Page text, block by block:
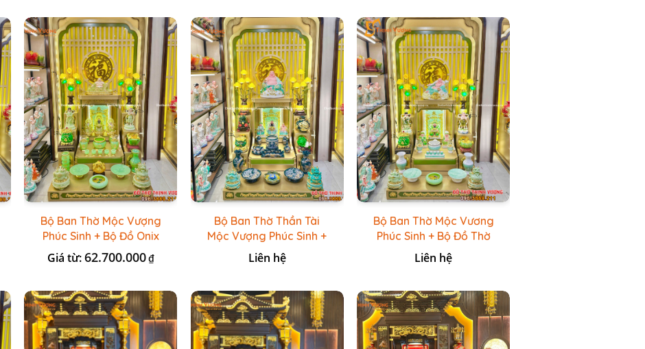
Bộ Ban Thờ Mộc Vượng
Phúc Sinh + Bộ Đồ Onix
Xanh Ngọc
Giá từ:62.700.000₫
Bộ Ban Thờ Thần Tài
Mộc Vượng Phúc Sinh +
Đồ Sứ Lục Nổi Bát
Tràng
Liên hệ
Bộ Ban Thờ Mộc Vương
Phúc Sinh + Bộ Đồ Thờ
Xanh Đá HR
Liên hệ